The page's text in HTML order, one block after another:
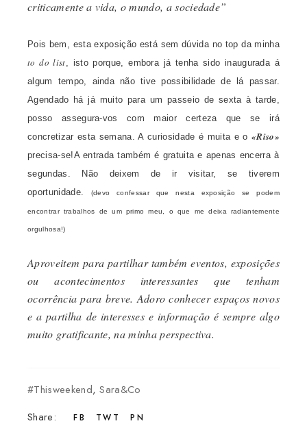
criticamente a vida, o mundo, a sociedade”
Pois bem, esta exposição está sem dúvida no top da minha
to do list , isto porque, embora já tenha sido inaugurada á
algum tempo, ainda não tive possibilidade de lá passar.
Agendado há já muito para um passeio de sexta à tarde,
posso assegura-vos com maior certeza que se irá
concretizar esta semana. A curiosidade é muita e o«Riso»
precisa-se!A entrada também é gratuita e apenas encerra à
segundas. Não deixem de ir visitar, se tiverem
oportunidade.
(devo confessar que nesta exposição se podem
encontrar trabalhos de um primo meu, o que me deixa radiantemente
orgulhosa!)
Aproveitem para partilhar também eventos, exposições
ou acontecimentos interessantes que tenham
ocorrência para breve. Adoro conhecer espaços novos
e a partilha de interesses e informação é sempre algo
muito gratificante, na minha perspectiva.
#thisweekend,Sara&Co
Share:
FB TWT PN